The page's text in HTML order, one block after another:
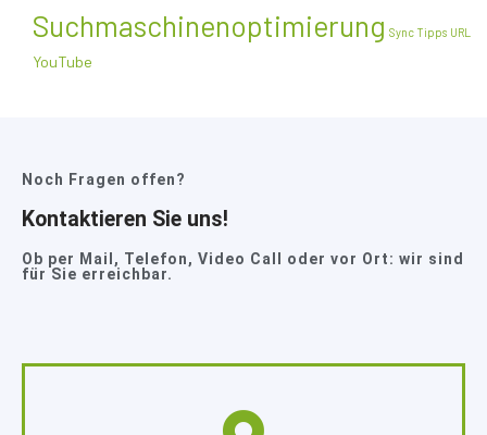
Suchmaschinenoptimierung Sync Tipps URL
YouTube
Noch Fragen offen?
Kontaktieren Sie uns!
Ob per Mail, Telefon, Video Call oder vor Ort: wir sind
für Sie erreichbar.